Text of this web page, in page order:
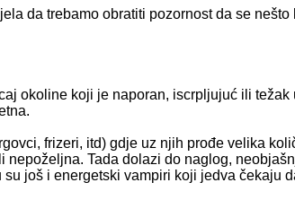
da trebamo obratiti pozornost da se
okoline koji je naporan, iscrpljujuć ili
frizeri, itd) gdje uz njih prođe velika
Tada dolazi do naglog,
još i energetski vampiri koji jedva čekaju